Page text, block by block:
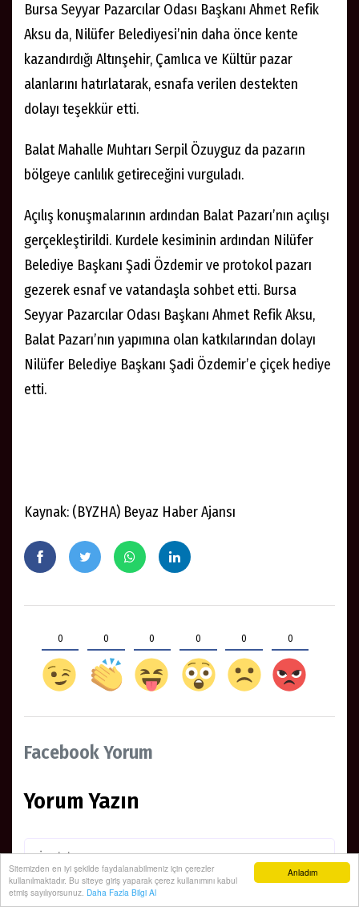
Anladım
Sitemizden en iyi şekilde faydalanabilmeniz için çerezler
kullanılmaktadır. Bu siteye giriş yaparak çerez kullanımını kabul
etmiş sayılıyorsunuz. Daha Fazla Bilgi Al
Bursa Seyyar Pazarcılar Odası Başkanı Ahmet Refik
Aksu da, Nilüfer Belediyesi’nin daha önce kente
kazandırdığı Altınşehir, Çamlıca ve Kültür pazar
alanlarını hatırlatarak, esnafa verilen destekten
dolayı teşekkür etti.
Balat Mahalle Muhtarı Serpil Özuyguz da pazarın
bölgeye canlılık getireceğini vurguladı.
Açılış konuşmalarının ardından Balat Pazarı’nın açılışı
gerçekleştirildi. Kurdele kesiminin ardından Nilüfer
Belediye Başkanı Şadi Özdemir ve protokol pazarı
gezerek esnaf ve vatandaşla sohbet etti. Bursa
Seyyar Pazarcılar Odası Başkanı Ahmet Refik Aksu,
Balat Pazarı’nın yapımına olan katkılarından dolayı
Nilüfer Belediye Başkanı Şadi Özdemir’e çiçek hediye
etti.
Kaynak: (BYZHA) Beyaz Haber Ajansı
0 0 0 0 0 0
Facebook Yorum
Yorum Yazın